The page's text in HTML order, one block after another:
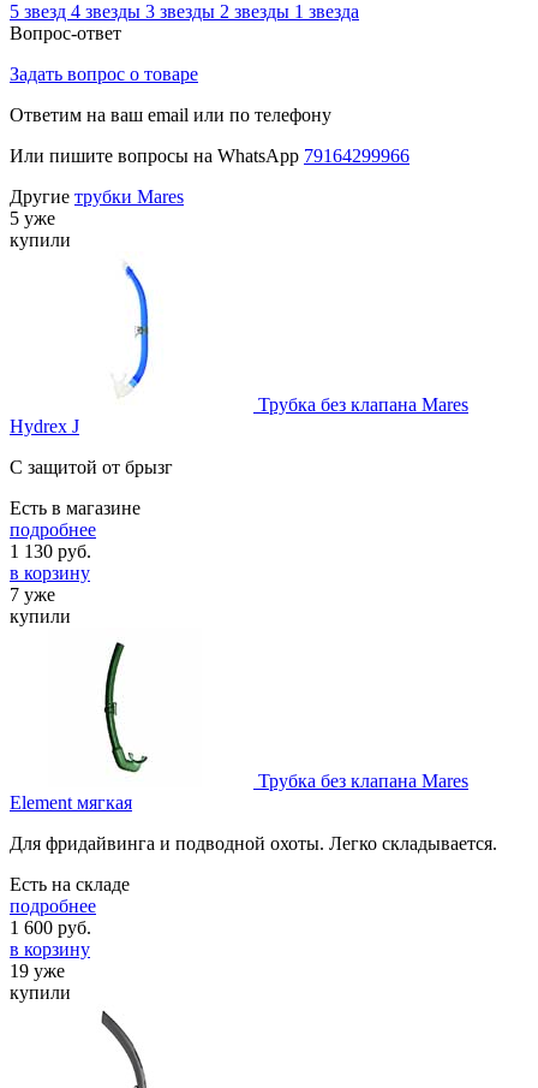
5 звезд 4 звезды 3 звезды 2 звезды 1 звезда
Вопрос-ответ
Задать вопрос о товаре
Ответим на ваш email или по телефону
Или пишите вопросы на WhatsApp 79164299966
Другие трубки Mares
5 уже
купили
Трубка без клапана Mares
Hydrex J
C защитой от брызг
Есть в магазине
подробнее
1 130 руб.
в корзину
7 уже
купили
Трубка без клапана Mares
Element мягкая
Для фридайвинга и подводной охоты. Легко складывается.
Есть на складе
подробнее
1 600 руб.
в корзину
19 уже
купили